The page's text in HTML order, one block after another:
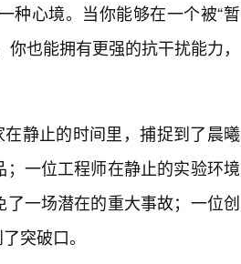
种心境。当你能够在一个被“暂
也能拥有更强的抗干扰能力，
静止的时间里，捕捉到了晨曦
一位工程师在静止的实验环境
一场潜在的重大事故；一位创
突破口。